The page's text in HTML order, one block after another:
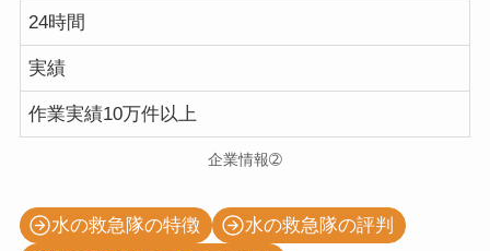
24時間
実績
作業実績10万件以上
企業情報➁
水の救急隊の特徴
水の救急隊の評判